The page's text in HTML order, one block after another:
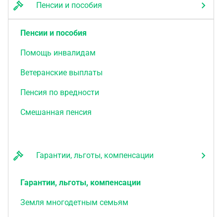
Пенсии и пособия
Пенсии и пособия
Помощь инвалидам
Ветеранские выплаты
Пенсия по вредности
Смешанная пенсия
Гарантии, льготы, компенсации
Гарантии, льготы, компенсации
Земля многодетным семьям